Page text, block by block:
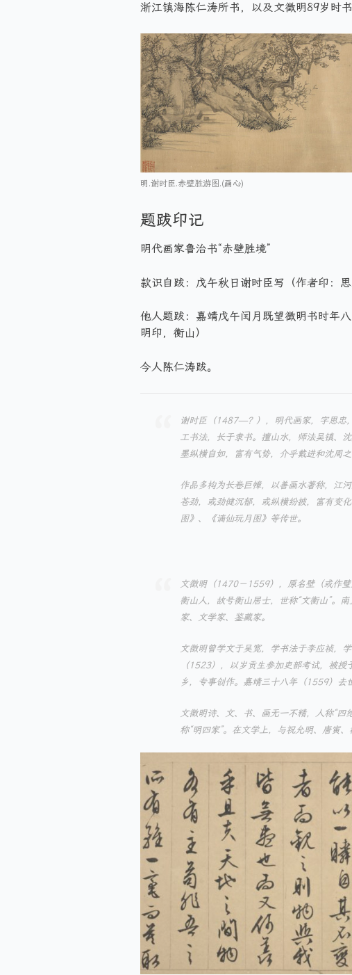
浙江镇海陈仁涛所书，以及文徵明89岁时书
明.谢时臣.赤壁胜游图.(画心)
题跋印记
明代画家鲁治书“赤壁胜境”
款识自跋：戊午秋日谢时臣写（作者印：思
他人题跋：嘉靖戊午闰月既望徵明书时年
明印，衡山）
今人陈仁涛跋。
谢时臣（1487—？），明代画家，字思忠
工书法，长于隶书。擅山水，师法吴镇、
墨纵横自如，富有气势，介乎戴进和沈周
作品多构为长卷巨幛，以善画水著称，江
苍劲，或劲健沉郁，或纵横纷披，富有变
图》、《谪仙玩月图》等传世。
文徵明（1470－1559），原名壁（或作
衡山人，故号衡山居士，世称“文衡山”。
家、文学家、鉴藏家。
文徵明曾学文于吴宽，学书法于李应祯，
（1523），以岁贡生参加吏部考试，被
乡，专事创作。嘉靖三十八年（1559）去
文徵明诗、文、书、画无一不精，人称“四
称“明四家”。在文学上，与祝允明、唐寅、